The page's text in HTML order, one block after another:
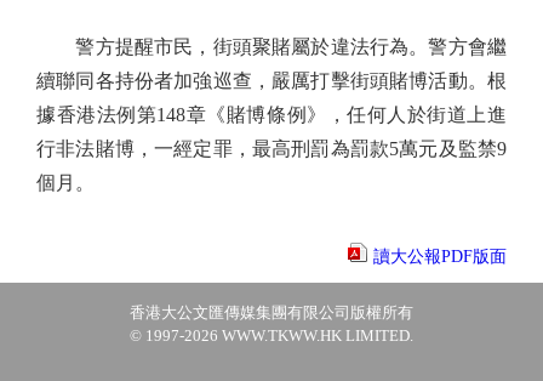
警方提醒市民，街頭聚賭屬於違法行為。警方會繼
續聯同各持份者加強巡查，嚴厲打擊街頭賭博活動。根
據香港法例第148章《賭博條例》，任何人於街道上進
行非法賭博，一經定罪，最高刑罰為罰款5萬元及監禁9
個月。
讀大公報PDF版面
香港大公文匯傳媒集團有限公司版權所有
© 1997-2026 WWW.TKWW.HK LIMITED.